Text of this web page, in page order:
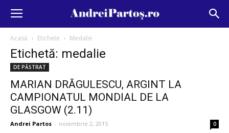
Acasă Etichete Medalie
Etichetă: medalie
DE PĂSTRAT
MARIAN DRĂGULESCU, ARGINT LA
CAMPIONATUL MONDIAL DE LA
GLASGOW (2.11)
Andrei Partos - noiembrie 2, 2015 0